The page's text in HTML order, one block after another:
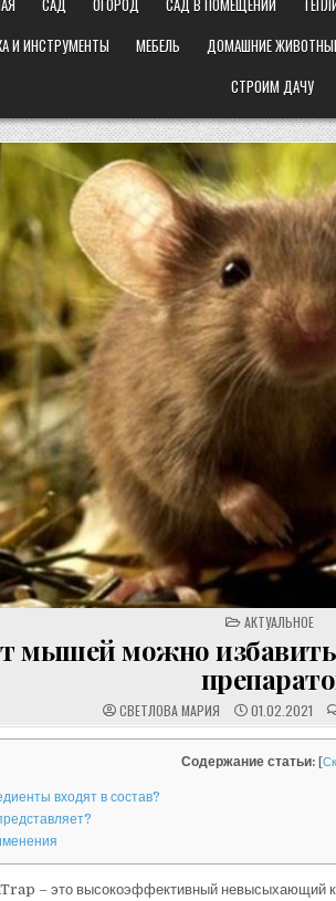
И ИНСТРУМЕНТЫ
МЕБЕЛЬ ДОМАШНИЕ
СТРОИМ ДАЧУ
POSTED
IN
АКТУАЛЬНОЕ
мышей можно
СВЕТЛОВА МАРИЯ 01.02.2021
Содержание статьи: [
входят в состав?
– это высокоэффективный невысыхающий